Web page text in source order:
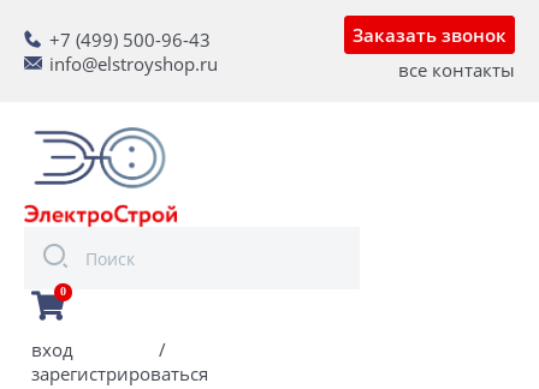
+7 (499) 500-96-43
info@elstroyshop.ru
Заказать звонок
все контакты
0
вход
/
зарегистрироваться